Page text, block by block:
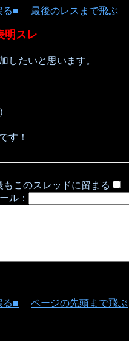
る■ 最後のレスまで飛ぶ
明スレ
したいと思います。
す！
もこのスレッドに留まる
ル：
る■ ページの先頭まで飛ぶ